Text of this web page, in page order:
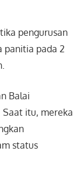
pengurusan
panitia pada 2
Balai
Saat itu, mereka
status